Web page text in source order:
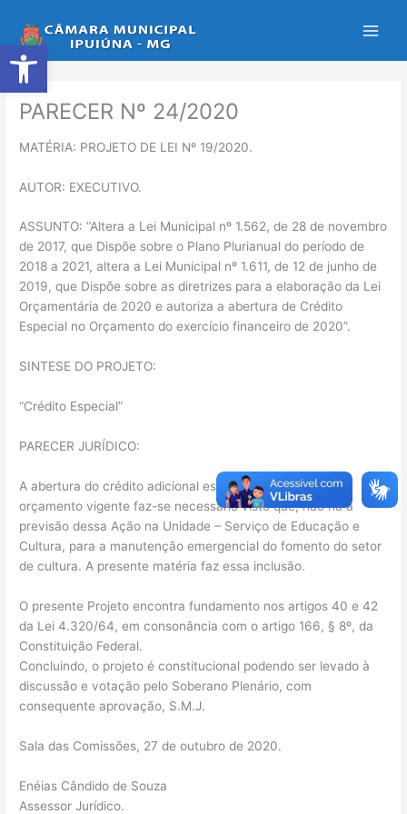
Abrir a barra de ferramentas
para
o
conteúdo
PARECER Nº 24/2020
MATÉRIA: PROJETO DE LEI Nº 19/2020.
AUTOR: EXECUTIVO.
ASSUNTO: “Altera a Lei Municipal nº 1.562, de 28 de novembro
de 2017, que Dispõe sobre o Plano Plurianual do período de
2018 a 2021, altera a Lei Municipal nº 1.611, de 12 de junho de
2019, que Dispõe sobre as diretrizes para a elaboração da Lei
Orçamentária de 2020 e autoriza a abertura de Crédito
Especial no Orçamento do exercício financeiro de 2020”.
SINTESE DO PROJETO:
“Crédito Especial”
PARECER JURÍDICO:
A abertura do crédito adicional especial proposto para o
orçamento vigente faz-se necessário visto que, não há a
previsão dessa Ação na Unidade – Serviço de Educação e
Cultura, para a manutenção emergencial do fomento do setor
de cultura. A presente matéria faz essa inclusão.
O presente Projeto encontra fundamento nos artigos 40 e 42
da Lei 4.320/64, em consonância com o artigo 166, § 8º, da
Constituição Federal.
Concluindo, o projeto é constitucional podendo ser levado à
discussão e votação pelo Soberano Plenário, com
consequente aprovação, S.M.J.
Sala das Comissões, 27 de outubro de 2020.
Enéias Cândido de Souza
Assessor Jurídico.